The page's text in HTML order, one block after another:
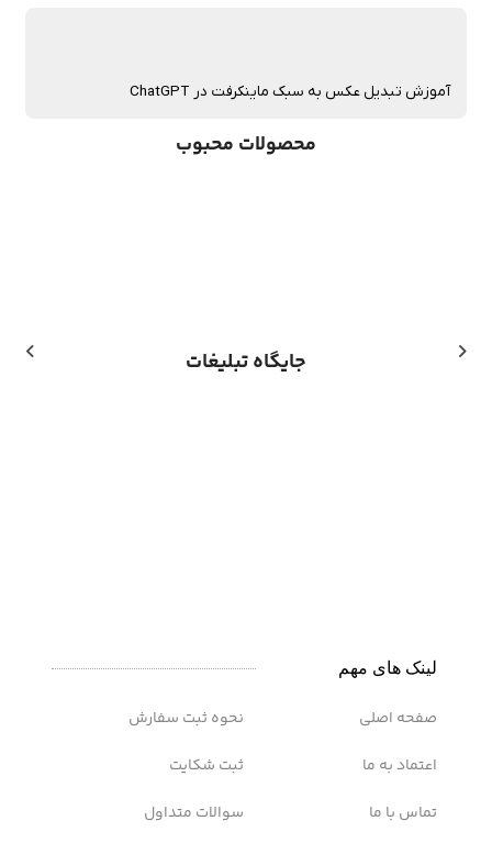
آموزش تبدیل عکس به سبک ماینکرفت در ChatGPT
محصولات محبوب